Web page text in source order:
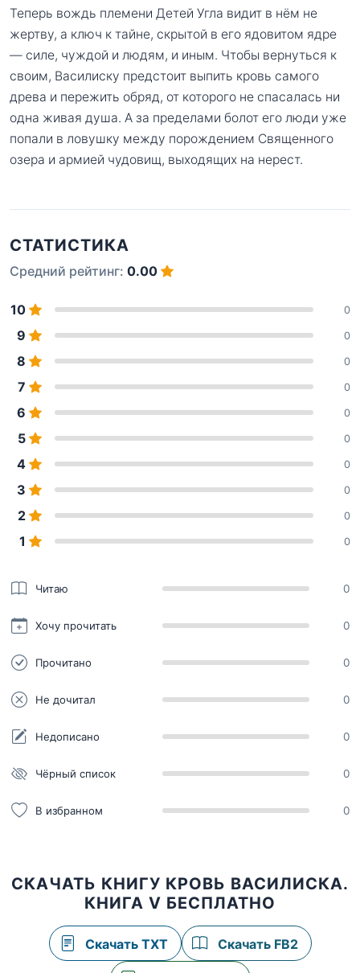
Теперь вождь племени Детей Угла видит в нём не
жертву, а ключ к тайне, скрытой в его ядовитом ядре
— силе, чуждой и людям, и иным. Чтобы вернуться к
своим, Василиску предстоит выпить кровь самого
древа и пережить обряд, от которого не спасалась ни
одна живая душа. А за пределами болот его люди уже
попали в ловушку между порождением Священного
озера и армией чудовищ, выходящих на нерест.
СТАТИСТИКА
Средний рейтинг: 0.00
10 0
9 0
8 0
7 0
6 0
5 0
4 0
3 0
2 0
1 0
Читаю 0
Хочу прочитать 0
Прочитано 0
Не дочитал 0
Недописано 0
Чёрный список 0
В избранном 0
СКАЧАТЬ КНИГУ КРОВЬ ВАСИЛИСКА.
КНИГА V БЕСПЛАТНО
Скачать TXT Скачать FB2